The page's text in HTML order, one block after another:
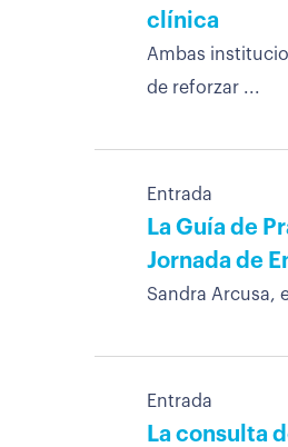
clínica
Ambas
de reforzar ...
Entrada
La Guía de
Jornada de
Sandra Arcusa,
Entrada
La consulta